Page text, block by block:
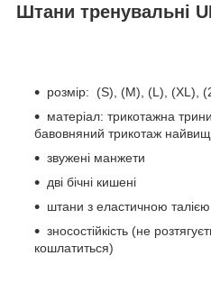
Штани тренувальні
розмір: (S), (M), (L), (XL),
матеріал: трикотажна
бавовняний трикотаж
звужені манжети
дві бічні кишені
штани з еластичною талією
зносостійкість (не
кошлатиться)